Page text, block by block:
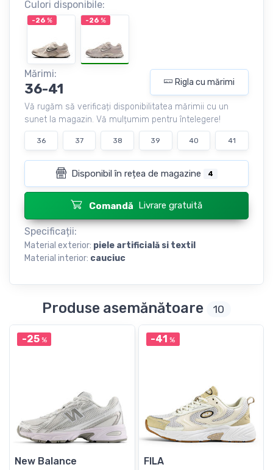
Culori disponibile:
-26 % -26 %
Mărimi:
36-41 Rigla cu mărimi
Vă rugăm să verificați disponibilitatea mărimii cu un
sunet la magazin. Vă mulțumim pentru întelegere!
36 37 38 39 40 41
Disponibil în rețea de magazine 4
Comandă Livrare gratuită
Specificații:
Material exterior: piele artificială si textil
Material interior: cauciuc
Produse asemănătoare 10
-25%
New Balance
-41 %
FILA